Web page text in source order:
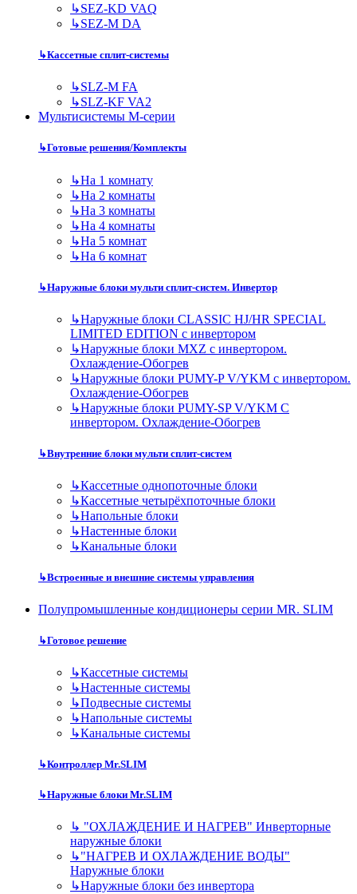
↳SEZ-KD VAQ
↳SEZ-M DA
↳Кассетные сплит-системы
↳SLZ-M FA
↳SLZ-KF VA2
Мультисистемы M-серии
↳Готовые решения/Комплекты
↳На 1 комнату
↳На 2 комнаты
↳На 3 комнаты
↳На 4 комнаты
↳На 5 комнат
↳На 6 комнат
↳Наружные блоки мульти сплит-систем. Инвертор
↳Наружные блоки CLASSIC HJ/HR SPECIAL
LIMITED EDITION с инвертором
↳Наружные блоки MXZ с инвертором.
Охлаждение-Обогрев
↳Наружные блоки PUMY-P V/YKM с инвертором.
Охлаждение-Обогрев
↳Наружные блоки PUMY-SP V/YKM С
инвертором. Охлаждение-Обогрев
↳Внутренние блоки мульти сплит-систем
↳Кассетные однопоточные блоки
↳Кассетные четырёхпоточные блоки
↳Напольные блоки
↳Настенные блоки
↳Канальные блоки
↳Встроенные и внешние системы управления
Полупромышленные кондиционеры серии MR. SLIM
↳Готовое решение
↳Кассетные системы
↳Настенные системы
↳Подвесные системы
↳Напольные системы
↳Канальные системы
↳Контроллер Mr.SLIM
↳Наружные блоки Mr.SLIM
↳ "ОХЛАЖДЕНИЕ И НАГРЕВ" Инверторные
наружные блоки
↳"НАГРЕВ И ОХЛАЖДЕНИЕ ВОДЫ"
Наружные блоки
↳Наружные блоки без инвертора